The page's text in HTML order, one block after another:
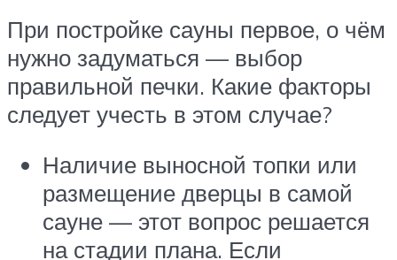
При постройке сауны первое, о чём
нужно задуматься — выбор
правильной печки. Какие факторы
следует учесть в этом случае?
Наличие выносной топки или
размещение дверцы в самой
сауне — этот вопрос решается
на стадии плана. Если